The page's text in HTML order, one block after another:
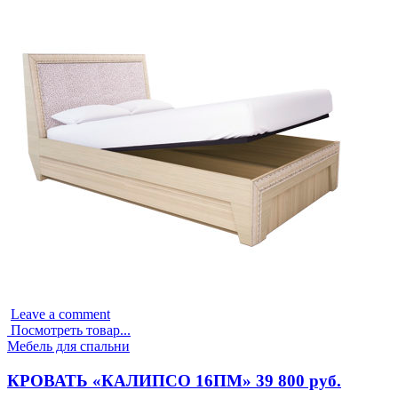
Leave a comment
Посмотреть товар...
Опубликовано
Мебель для спальни
КРОВАТЬ «КАЛИПСО 16ПМ» 39 800 руб.